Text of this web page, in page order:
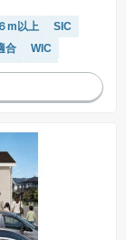
m以上
SIC
合
WIC
な住宅地